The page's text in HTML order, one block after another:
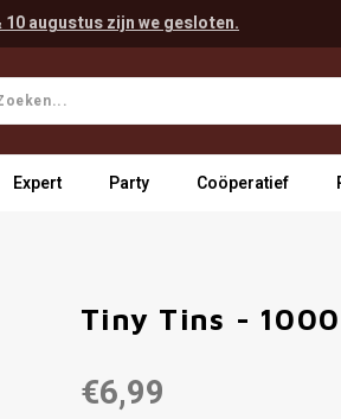
augustus zijn we gesloten.
Expert Party Coöperatief
Tiny Tins -
€6,99